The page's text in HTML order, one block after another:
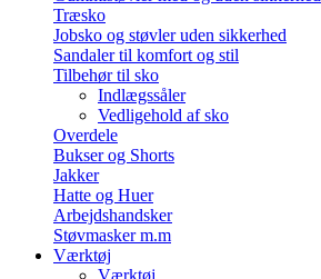
Træsko
Jobsko og støvler uden sikkerhed
Sandaler til komfort og stil
Tilbehør til sko
Indlægssåler
Vedligehold af sko
Overdele
Bukser og Shorts
Jakker
Hatte og Huer
Arbejdshandsker
Støvmasker m.m
Værktøj
Værktøj